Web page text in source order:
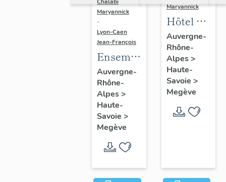
Chalabi
Maryannick
-
Lyon-Caen
Jean-François
Ensemble
du
mobilier
de
l'appartement :
cloison,
lambris
de
revêtement,
Auvergne-
Rhône-
Alpes>
Haute-
Savoie >
Megève
Maryannick
Hôtel de
voyageurs
le
Windsor,
immeuble
résidentiel
Auvergne-
Rhône-
Alpes>
Haute-
Savoie >
Megève